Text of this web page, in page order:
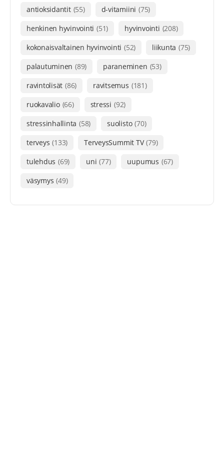
antioksidantit (55) d-vitamiini (75)
henkinen hyvinvointi (51) hyvinvointi (208)
kokonaisvaltainen hyvinvointi (52) liikunta (75)
palautuminen (89) paraneminen (53)
ravintolisät (86) ravitsemus (181)
ruokavalio (66) stressi (92)
stressinhallinta (58) suolisto (70)
terveys (133) TerveysSummit TV (79)
tulehdus (69) uni (77) uupumus (67)
väsymys (49)